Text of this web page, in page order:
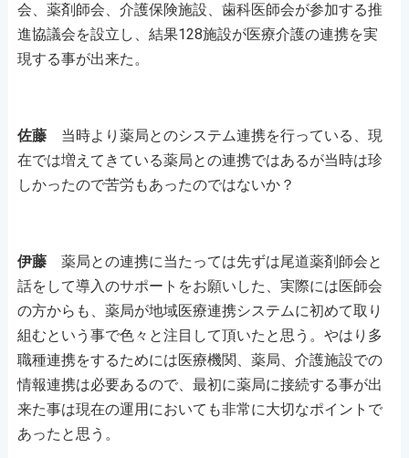
会、薬剤師会、介護保険施設、歯科医師会が参加する推
進協議会を設立し、結果128施設が医療介護の連携を実
現する事が出来た。
佐藤当時より薬局とのシステム連携を行っている、現
在では増えてきている薬局との連携ではあるが当時は珍
しかったので苦労もあったのではないか？
伊藤薬局との連携に当たっては先ずは尾道薬剤師会と
話をして導入のサポートをお願いした、実際には医師会
の方からも、薬局が地域医療連携システムに初めて取り
組むという事で色々と注目して頂いたと思う。やはり多
職種連携をするためには医療機関、薬局、介護施設での
情報連携は必要あるので、最初に薬局に接続する事が出
来た事は現在の運用においても非常に大切なポイントで
あったと思う。